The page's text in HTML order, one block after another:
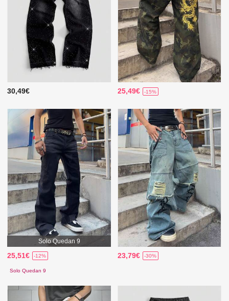
30,49€ 25,49€ -15%
Solo Quedan 9
25,51€ -12%
Solo Quedan 9
23,79€ -30%